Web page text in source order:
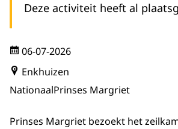
Deze activiteit heeft al
06-07-2026
Enkhuizen
NationaalPrinses Margriet
Prinses Margriet bezoekt het